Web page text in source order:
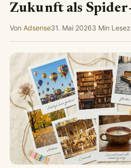
Zukunft als
Von Adsense31. Mai 20263 Min